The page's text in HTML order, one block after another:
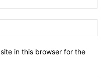
in this browser for the